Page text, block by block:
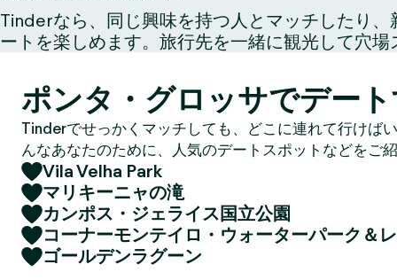
Tinderなら、同じ興味を持つ人とマッチしたり
ートを楽しめます。旅行先を一緒に観光して穴
ポンタ・グロッサでデート
Tinderでせっかくマッチしても、どこに連れて行けば
んなあなたのために、人気のデートスポットなどをご紹
Vila Velha Park
マリキーニャの滝
カンポス・ジェライス国立公園
コーナーモンテイロ・ウォーターパーク＆
ゴールデンラグーン